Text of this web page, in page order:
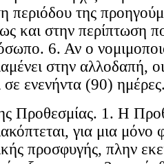
περιόδου της
και στην περίπτωση
6. Αν ο
στην αλλοδαπή, οι
σε ενενήντα (90)
Προθεσμίας. 1. Η
για μια μόνο
προσφυγής, πλην